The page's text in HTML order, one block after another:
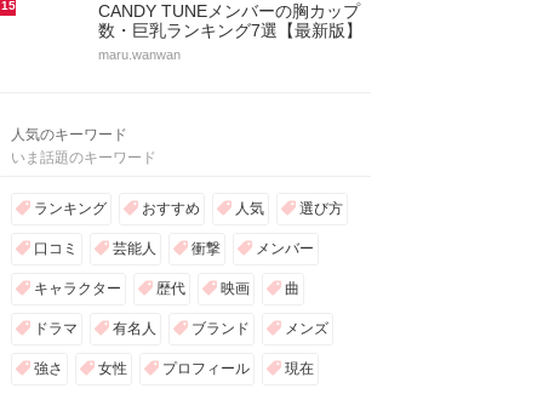
15
CANDY TUNEメンバーの胸カップ
数・巨乳ランキング7選【最新版】
maru.wanwan
人気のキーワード
いま話題のキーワード
ランキング おすすめ 人気 選び方
口コミ 芸能人 衝撃 メンバー
キャラクター 歴代 映画 曲
ドラマ 有名人 ブランド メンズ
強さ 女性 プロフィール 現在